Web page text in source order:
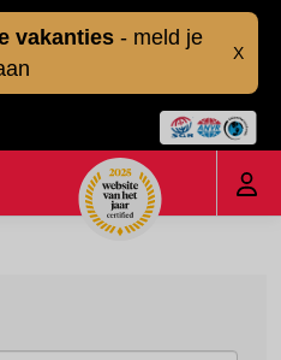
vakanties - meld je
X